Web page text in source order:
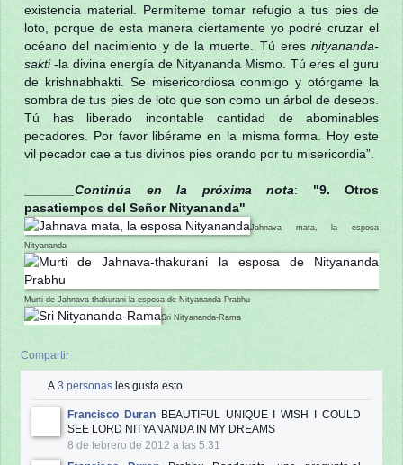
existencia material. Permíteme tomar refugio a tus pies de
loto, porque de esta manera ciertamente yo podré cruzar el
océano del nacimiento y de la muerte. Tú eres nityananda-
sakti-la divina energía de Nityananda Mismo. Tú eres el guru
de krishnabhakti. Se misericordiosa conmigo y otórgame la
sombra de tus pies de loto que son como un árbol de deseos.
Tú has liberado incontable cantidad de abominables
pecadores. Por favor libérame en la misma forma. Hoy este
vil pecador cae a tus divinos pies orando por tu misericordia”.
_______Continúa en la próxima nota: "9. Otros
pasatiempos del Señor Nityananda"
Jahnava mata, la esposa
Nityananda
Murti de Jahnava-thakurani la esposa de Nityananda Prabhu
Sri Nityananda-Rama
Compartir
A 3 personas les gusta esto.
Francisco Duran BEAUTIFUL UNIQUE I WISH I COULD
SEE LORD NITYANANDA IN MY DREAMS
8 de febrero de 2012 a las 5:31